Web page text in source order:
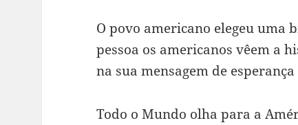
O povo americano elegeu uma
pessoa os americanos vêem a
na sua mensagem de
Todo o Mundo olha para a